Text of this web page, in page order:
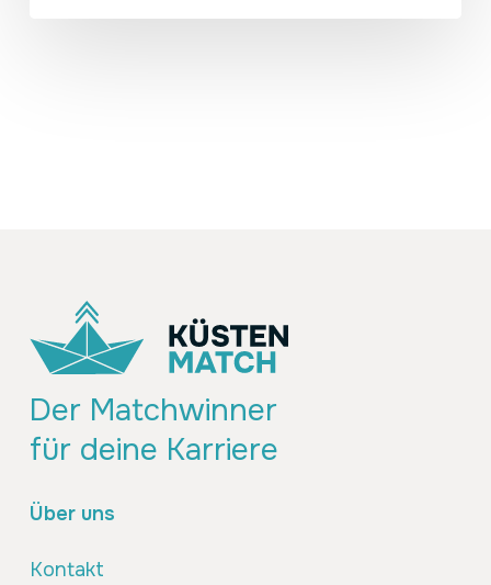
Der Matchwinner
für deine Karriere
Über uns
Kontakt